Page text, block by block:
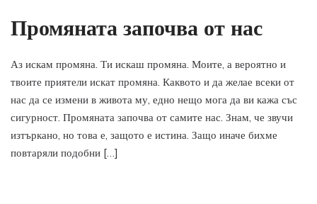
Промяната започва от нас
Аз искам промяна. Ти искаш промяна. Моите, а вероятно и
твоите приятели искат промяна. Каквото и да желае всеки от
нас да се измени в живота му, едно нещо мога да ви кажа със
сигурност. Промяната започва от самите нас. Знам, че звучи
изтъркано, но това е, защото е истина. Защо иначе бихме
повтаряли подобни […]